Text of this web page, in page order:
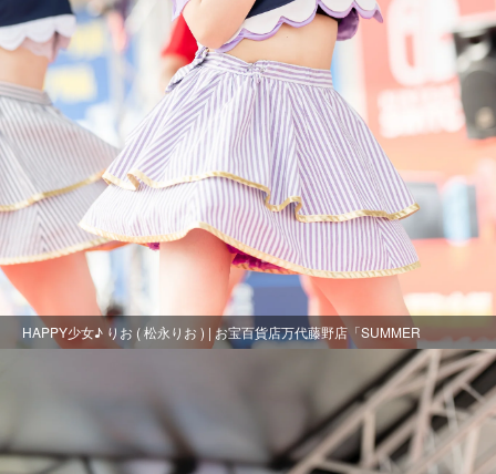
HAPPY少女♪ りお ( 松永りお ) | お宝百貨店万代藤野店「SUMMER